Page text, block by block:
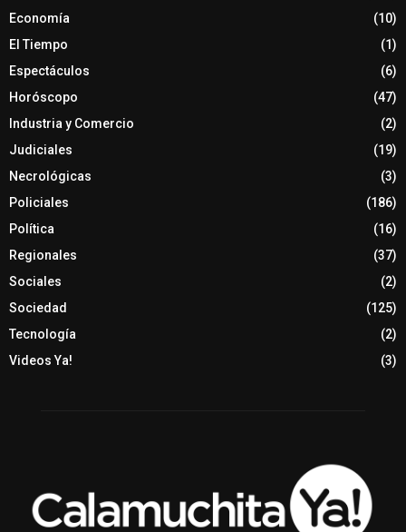
Economía
(10)
El Tiempo
(1)
Espectáculos
(6)
Horóscopo
(47)
Industria y Comercio
(2)
Judiciales
(19)
Necrológicas
(3)
Policiales
(186)
Política
(16)
Regionales
(37)
Sociales
(2)
Sociedad
(125)
Tecnología
(2)
Videos Ya!
(3)